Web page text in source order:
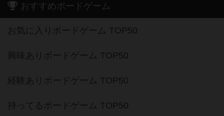
おすすめボードゲーム
お気に入りボードゲーム TOP50
興味ありボードゲーム TOP50
経験ありボードゲーム TOP50
持ってるボードゲーム TOP50